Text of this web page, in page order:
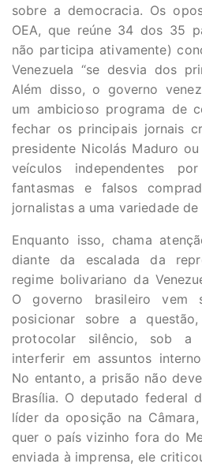
sobre a democracia. Os
OEA, que reúne 34 dos 35
não participa ativamente)
Venezuela “se desvia dos
Além disso, o governo
um ambicioso programa de
fechar os principais jornais
presidente Nicolás Maduro
veículos independentes
fantasmas e falsos
jornalistas a uma variedade de
Enquanto isso, chama
diante da escalada da
regime bolivariano da
O governo brasileiro vem
posicionar sobre a
protocolar silêncio, sob a
interferir em assuntos
No entanto, a prisão não
Brasília. O deputado federal
líder da oposição na Câmara,
quer o país vizinho fora do
enviada à imprensa, ele